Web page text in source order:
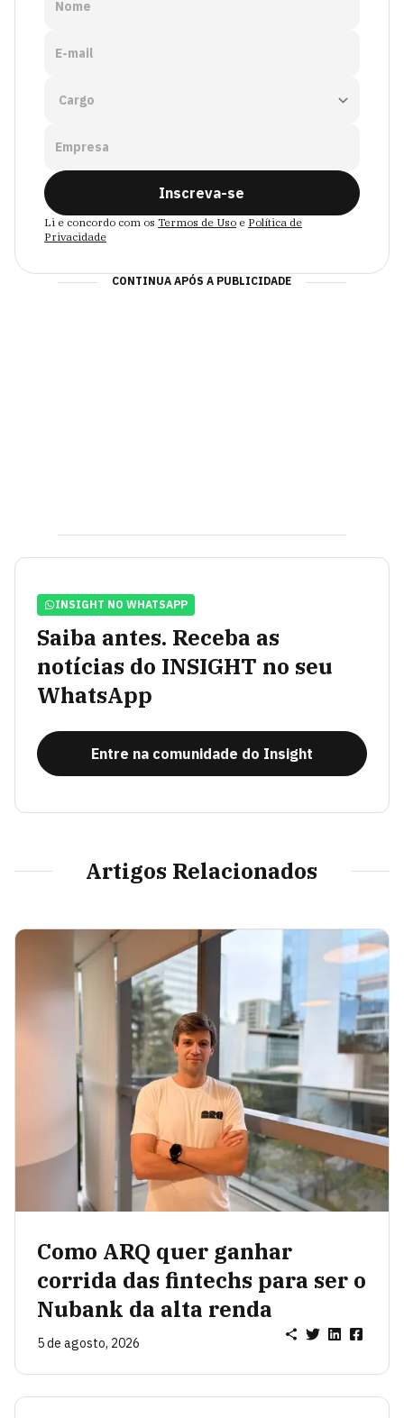
Nome
E-mail
Empresa
Inscreva-se
Li e concordo com os Termos de Uso e Política de
Privacidade
CONTINUA APÓS A PUBLICIDADE
INSIGHT NO WHATSAPP
Saiba antes. Receba as
notícias do INSIGHT no seu
WhatsApp
Entre na comunidade do Insight
Artigos Relacionados
Como ARQ quer ganhar
corrida das fintechs para ser o
Nubank da alta renda
5 de agosto, 2026